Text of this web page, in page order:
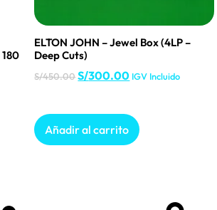
ELTON JOHN – Jewel Box (4LP –
Deep Cuts)
S/450.00 S/300.00 IGV Incluido
Añadir al carrito